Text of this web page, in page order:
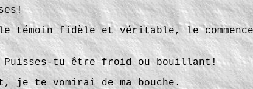
fidèle et véritable, le
tu être froid ou bouillant!
te vomirai de ma bouche.